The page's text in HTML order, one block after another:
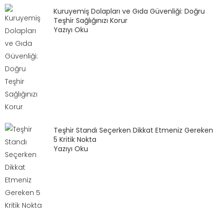
Kuruyemiş Dolapları ve Gıda Güvenliği: Doğru
Teşhir Sağlığınızı Korur
Yazıyı Oku
Teşhir Standı Seçerken Dikkat Etmeniz Gereken
5 Kritik Nokta
Yazıyı Oku